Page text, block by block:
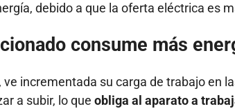
debido a que la oferta eléctrica es
consume más
incrementada su carga de trabajo en
a subir, lo que obliga al aparato a